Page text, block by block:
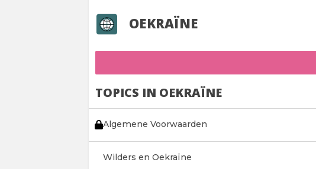
OEKRAÏNE
TOPICS IN OEKRAÏNE
Algemene Voorwaarden
Wilders en Oekraïne